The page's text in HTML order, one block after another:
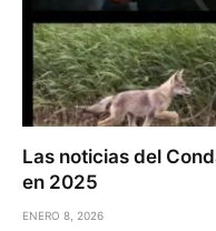
Las noticias del
en 2025
ENERO 8, 2026